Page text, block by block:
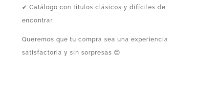
✔ Catálogo con títulos clásicos y difíciles de
encontrar
Queremos que tu compra sea una experiencia
satisfactoria y sin sorpresas 😊